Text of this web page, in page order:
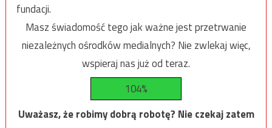
fundacji.
Masz świadomość tego jak ważne jest przetrwanie
niezależnych ośrodków medialnych? Nie zwlekaj więc,
wspieraj nas już od teraz.
104%
Uważasz, że robimy dobrą robotę? Nie czekaj zatem